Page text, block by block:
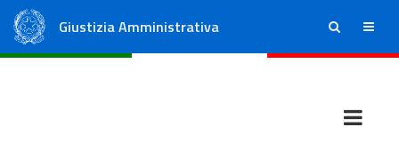
Giustizia Amministrativa ricerca menu